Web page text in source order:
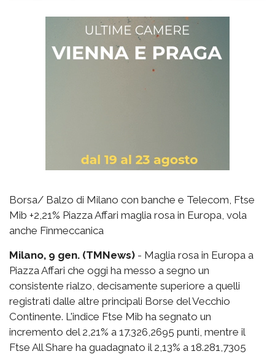
Borsa/ Balzo di Milano con banche e Telecom, Ftse
Mib +2,21% Piazza Affari maglia rosa in Europa, vola
anche Finmeccanica
Milano, 9 gen. (TMNews) - Maglia rosa in Europa a
Piazza Affari che oggi ha messo a segno un
consistente rialzo, decisamente superiore a quelli
registrati dalle altre principali Borse del Vecchio
Continente. L'indice Ftse Mib ha segnato un
incremento del 2,21% a 17.326,2695 punti, mentre il
Ftse All Share ha guadagnato il 2,13% a 18.281,7305